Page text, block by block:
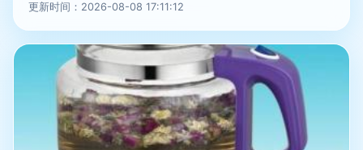
更新时间：2026-08-08 17:11:12